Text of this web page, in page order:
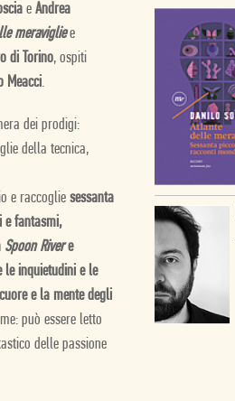
e Andrea
meravigliee
di Torino, ospiti
Meacci.
dei prodigi:
della tecnica,
e raccoglie sessanta
e fantasmi,
Spoon Rivere
le inquietudini e le
e la mente degli
può essere letto
delle passione